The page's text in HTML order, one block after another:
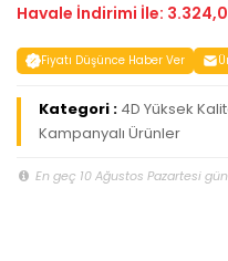
Havale İndirimi İle:
Fiyatı Düşünce Haber Ver
Kategori : 4D Yüksek
Kampanyalı Ürünler
En geç 10 Ağustos Pazartesi